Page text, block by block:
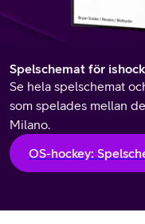
Spelschemat för
Se hela spelschemat
som spelades mellan
Milano.
OS-hockey: